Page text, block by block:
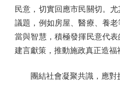
民意，切實回應市民關切。
議題，例如房屋、醫療、養
當與智慧，積極發揮民意代
建言獻策，推動施政真正造福
團結社會凝聚共識，應對